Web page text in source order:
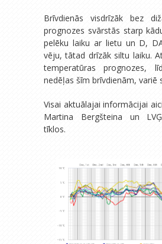
Brīvdienās visdrīzāk bez
prognozes svārstās starp
pelēku laiku ar lietu un D,
vēju, tātad drīzāk siltu laiku.
temperatūras prognozes,
nedēļas šīm brīvdienām, variē
Visai aktuālajai informācijai
Martina Bergšteina un
tīklos.